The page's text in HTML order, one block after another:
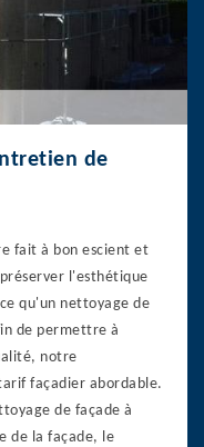
de
fait à bon escient et
l'esthétique
qu'un nettoyage de
de permettre à
notre
façadier abordable.
de façade à
de la façade, le